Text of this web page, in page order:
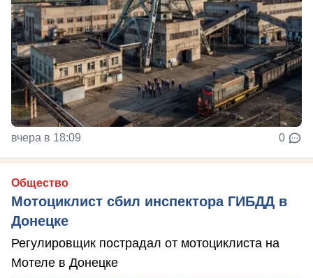
вчера в 18:09 0
Общество
Мотоциклист сбил инспектора ГИБДД в
Донецке
Регулировщик пострадал от мотоциклиста на
Мотеле в Донецке